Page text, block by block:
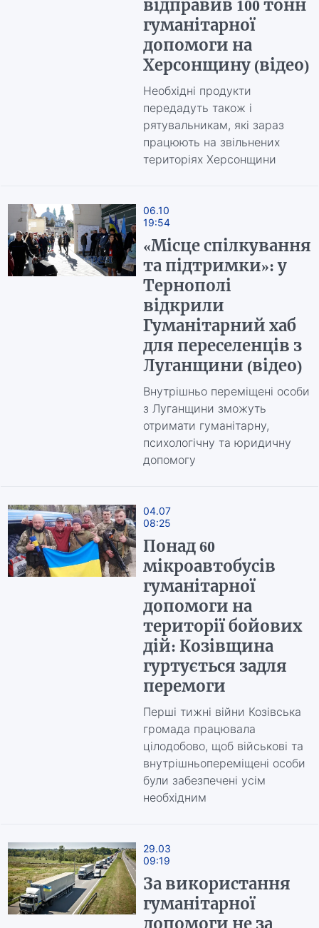
відправив 100 тонн
гуманітарної
допомоги на
Херсонщину (відео)
Необхідні продукти
передадуть також і
рятувальникам, які зараз
працюють на звільнених
територіях Херсонщини
06.10
19:54
«Місце спілкування
та підтримки»: у
Тернополі
відкрили
Гуманітарний хаб
для переселенців з
Луганщини (відео)
Внутрішньо переміщені особи
з Луганщини зможуть
отримати гуманітарну,
психологічну та юридичну
допомогу
04.07
08:25
Понад 60
мікроавтобусів
гуманітарної
допомоги на
території бойових
дій: Козівщина
гуртується задля
перемоги
Перші тижні війни Козівська
громада працювала
цілодобово, щоб військові та
внутрішньопереміщені особи
були забезпечені усім
необхідним
29.03
09:19
За використання
гуманітарної
допомоги не за